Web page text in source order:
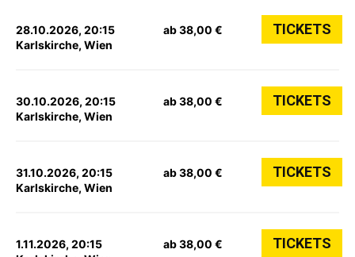
28.10.2026, 20:15
Karlskirche, Wien
ab 38,00 € TICKETS
30.10.2026, 20:15
Karlskirche, Wien
ab 38,00 € TICKETS
31.10.2026, 20:15
Karlskirche, Wien
ab 38,00 € TICKETS
1.11.2026, 20:15
ab 38,00 € TICKETS